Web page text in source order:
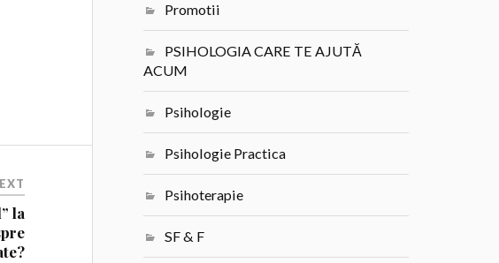
la
Promotii
PSIHOLOGIA CARE TE AJUTĂ
ACUM
Psihologie
Psihologie Practica
Psihoterapie
SF & F